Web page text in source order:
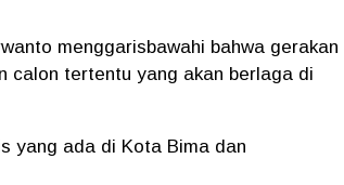
menggarisbawahi bahwa gerakan
calon tertentu yang akan berlaga di
yang ada di Kota Bima dan